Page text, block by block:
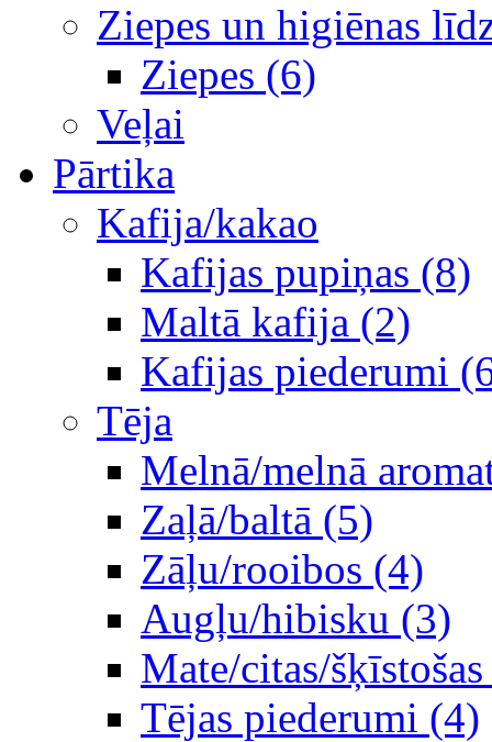
Ziepes un higiēnas
Ziepes (6)
Veļai
Pārtika
Kafija/kakao
Kafijas pupiņas (8)
Maltā kafija (2)
Kafijas piederumi
Tēja
Melnā/melnā
Zaļā/baltā (5)
Zāļu/rooibos (4)
Augļu/hibisku (3)
Mate/citas/
Tējas piederumi (4)